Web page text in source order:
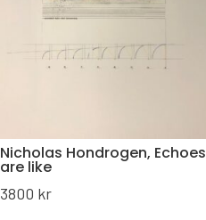
Nicholas Hondrogen, Echoes
are like
3800 kr